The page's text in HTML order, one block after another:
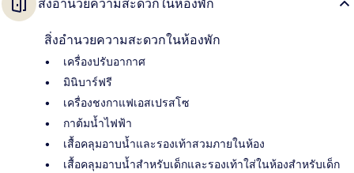
สิ่งอำนวยความสะดวกในห้องพัก
สิ่งอำนวยความสะดวกในห้องพัก
เครื่องปรับอากาศ
มินิบาร์ฟรี
เครื่องชงกาแฟเอสเปรสโซ
กาต้มน้ำไฟฟ้า
เสื้อคลุมอาบน้ำและรองเท้าสวมภายในห้อง
เสื้อคลุมอาบน้ำสำหรับเด็กและรองเท้าใส่ในห้องสำหรับเด็ก